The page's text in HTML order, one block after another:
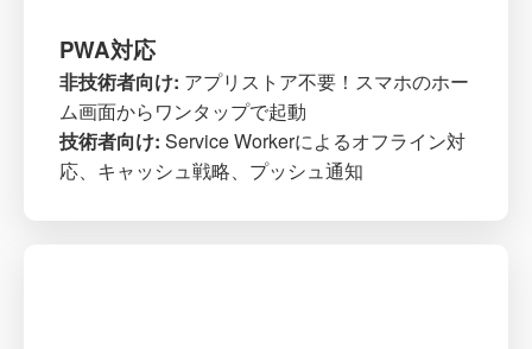
PWA対応
非技術者向け: アプリストア不要！スマホのホー
ム画面からワンタップで起動
技術者向け: Service Workerによるオフライン対
応、キャッシュ戦略、プッシュ通知